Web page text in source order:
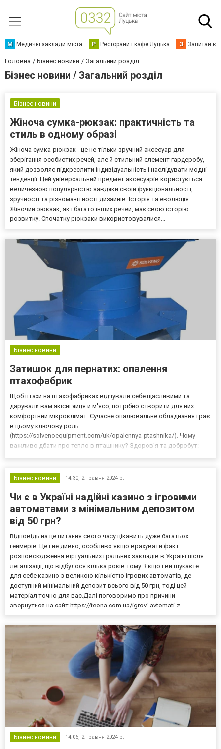
М Медичні заклади міста Р Ресторани і кафе Луцька З Запитай
Головна Бізнес новини Загальний розділ
Бізнес новини / Загальний розділ
Бізнес новини
Жіноча сумка-рюкзак: практичність та
стиль в одному образі
Жіноча сумка-рюкзак - це не тільки зручний аксесуар для
зберігання особистих речей, але й стильний елемент гардеробу,
який дозволяє підкреслити індивідуальність і наслідувати модні
тенденції. Цей універсальний предмет аксесуарів користується
величезною популярністю завдяки своїй функціональності,
зручності та різноманітності дизайнів. Історія та еволюція
Жіночий рюкзак, як і багато інших речей, має свою історію
розвитку. Спочатку рюкзаки використовувалися...
Бізнес новини
Затишок для пернатих: опалення
птахофабрик
Щоб птахи на птахофабриках відчували себе щасливими та
дарували вам якісні яйця й м'ясо, потрібно створити для них
комфортний мікроклімат. Сучасне опалювальне обладнання грає
в цьому ключову роль
(https://solvenoequipment.com/uk/opalennya-ptashnika/). Чому
важливо дбати про тепло в пташнику? Здоров'я та добробут:
дозволить вам заощадити на...
Бізнес новини 14:30, 2 травня 2024 р.
Чи є в Україні надійні казино з ігровими
автоматами з мінімальним депозитом
від 50 грн?
Відповідь на це питання свого часу цікавить дуже багатьох
геймерів. Це і не дивно, особливо якщо врахувати факт
розповсюдження віртуальних гральних закладів в Україні після
легалізації, що відбулося кілька років тому. Якщо і ви шукаєте
для себе казино з великою кількістю ігрових автоматів, де
доступний мінімальний депозит всього від 50 грн, тоді цей
матеріал точно для вас.Далі поговоримо про причини
звернутися на сайт https://teona.com.ua/igrovi-avtomati-z...
Бізнес новини 14:06, 2 травня 2024 р.